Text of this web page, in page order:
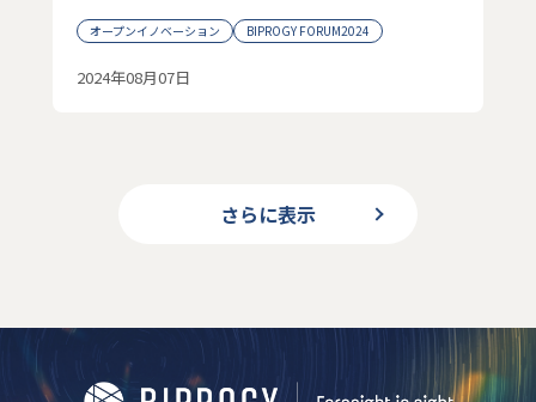
オープンイノベーション BIPROGY FORUM2024
2024年08月07日
さらに表示